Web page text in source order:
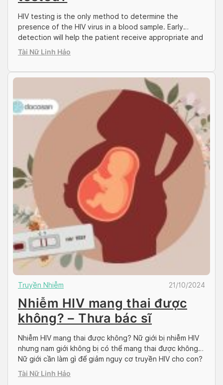
HIV testing is the only method to determine the
presence of the HIV virus in a blood sample. Early
detection will help the patient receive appropriate and
timely treatment, and prevent the transmission of HIV
provided by Docosan. HIV/Syphilis […]
Tài Nữ Linh Hảo
Truyền Nhiễm 21/10/2024
Nhiễm HIV mang thai được
không? – Thưa bác sĩ
Nhiễm HIV mang thai được không? Nữ giới bị nhiễm HIV
nhưng nam giới không bị có thể mang thai được không?
Nữ giới cần làm gì để giảm nguy cơ truyền HIV cho con?
Và rất nhiều thắc mắc khác đang được đặt ra đối với
Tài Nữ Linh Hảo